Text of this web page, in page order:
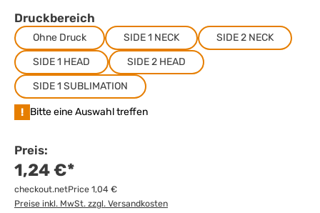
Druckbereich
Ohne Druck SIDE 1 NECK
SIDE 2 NECK
SIDE 1 HEAD
SIDE 2 HEAD
SIDE 1 SUBLIMATION
! Bitte eine Auswahl treffen
Preis:
1,24 €*
checkout.netPrice 1,04 €
Preise inkl. MwSt. zzgl. Versandkosten